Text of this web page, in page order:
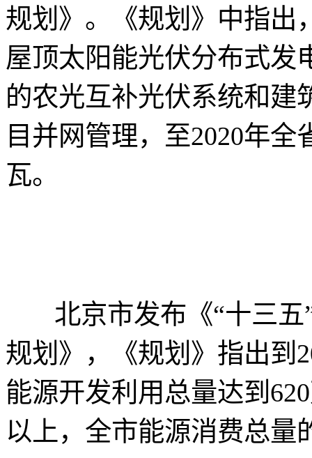
规划》。《规划》中指出
屋顶太阳能光伏分布式发
的农光互补光伏系统和建
目并网管理，至2020年
瓦。
北京市发布《“十三五
规划》，《规划》指出到
能源开发利用总量达到
以上，全市能源消费总量